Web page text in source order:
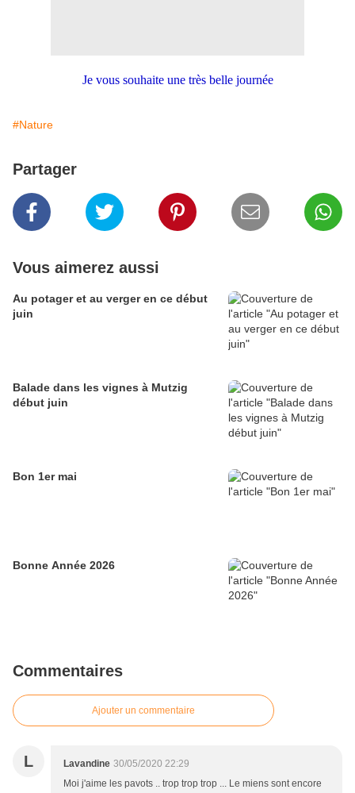
Je vous souhaite une très belle journée
#Nature
Partager
Vous aimerez aussi
Au potager et au verger en ce début
juin
Balade dans les vignes à Mutzig
début juin
Bon 1er mai
Bonne Année 2026
Commentaires
Ajouter un commentaire
L Lavandine 30/05/2020 22:29
Moi j'aime les pavots .. trop trop trop ... Le miens sont encore